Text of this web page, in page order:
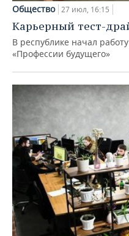
Общество 27 июл, 16:15
Карьерный тест-
В республике начал
«Профессии будущего»